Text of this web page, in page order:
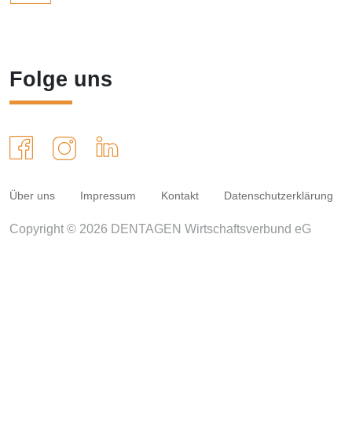
Folge uns
Über uns Impressum Kontakt Datenschutzerklärung
Copyright © 2026 DENTAGEN Wirtschaftsverbund eG